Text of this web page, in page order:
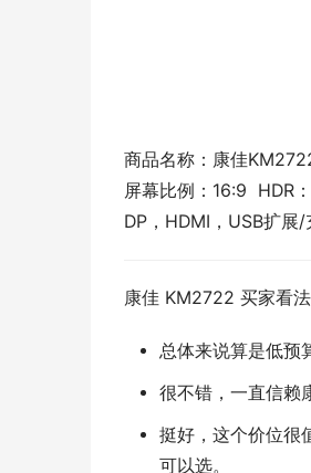
商品名称：康佳
屏幕比例：16:9  HDR
DP，HDMI，USB扩
康佳 KM2722 买家看法
总体来说算是低预
很不错，一直信赖
挺好，这个价位很
可以选。